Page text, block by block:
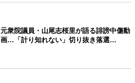
元衆院議員・山尾志桜里が語る誹謗中傷動
画…「計り知れない」切り抜き落選…